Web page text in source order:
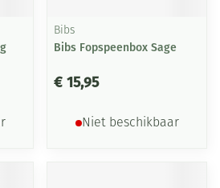
Bibs
Bibs Fopspeenbox Sage
€ 15,95
Niet beschikbaar